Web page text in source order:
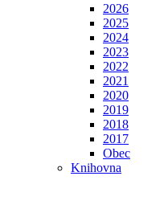
2026
2025
2024
2023
2022
2021
2020
2019
2018
2017
Obec
Knihovna